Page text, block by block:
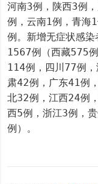
河南3例，陕西3例
例，云南1例，青海
例。新增无症状感
1567例（西藏575
114例，四川77例
肃42例，广东41例
北32例，江西24例
西5例，浙江3例，
例）。